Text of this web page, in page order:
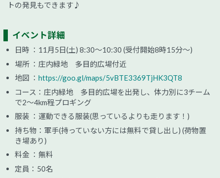
トの発見もできます♪
イベント詳細
日時 ：11月5日(土) 8:30～10:30 (受付開始8時15分～)
場所 ：庄内緑地 多目的広場付近
地図 ： https://goo.gl/maps/5vBTE3369TjHK3QT8
コース：庄内緑地 多目的広場を出発し、体力別に3チーム
で2～4km程プロギング
服装 ：運動できる服装(思っているよりも走ります！)
持ち物：軍手(持っていない方には無料で貸し出し) (荷物置
き場あり)
料金 ：無料
定員：50名